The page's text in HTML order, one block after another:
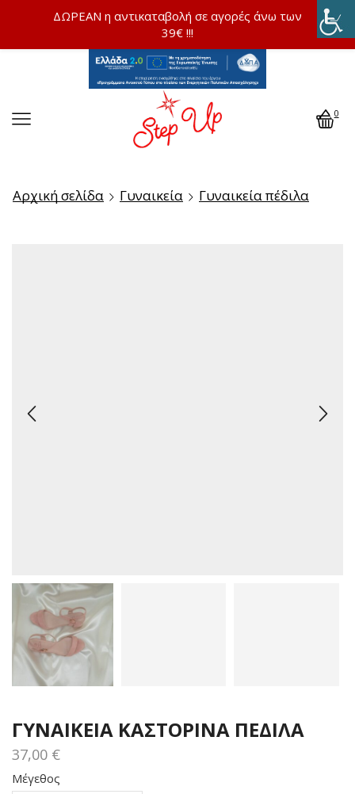
0
Αρχική σελίδα Γυναικεία Γυναικεία πέδιλα
ΓΥΝΑΙΚΕΙΑ ΚΑΣΤΟΡΙΝΑ ΠΕΔΙΛΑ
37,00 €
Μέγεθος
ΔΩΡΕΑΝ η αντικαταβολή σε αγορές άνω των
39€ !!!